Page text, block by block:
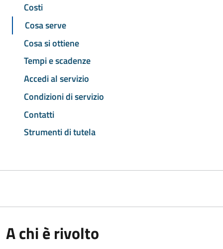
Costi
Cosa serve
Cosa si ottiene
Tempi e scadenze
Accedi al servizio
Condizioni di servizio
Contatti
Strumenti di tutela
A chi è rivolto